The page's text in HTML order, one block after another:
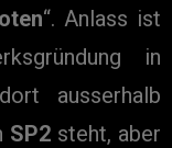
“. Anlass ist
in
ausserhalb
SP2steht, aber